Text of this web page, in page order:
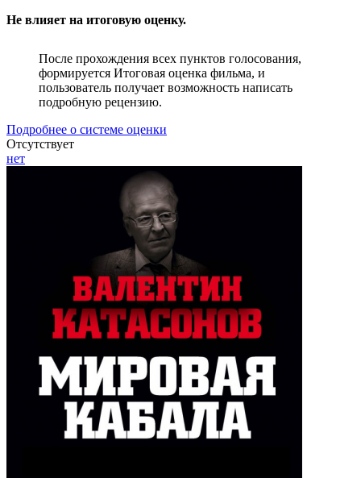
Не влияет на итоговую оценку.
После прохождения всех пунктов голосования,
формируется Итоговая оценка фильма, и
пользователь получает возможность написать
подробную рецензию.
Подробнее о системе оценки
Отсутствует
нет